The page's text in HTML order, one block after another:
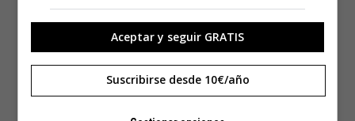
Aceptar y seguir GRATIS
Suscribirse desde 10€/año